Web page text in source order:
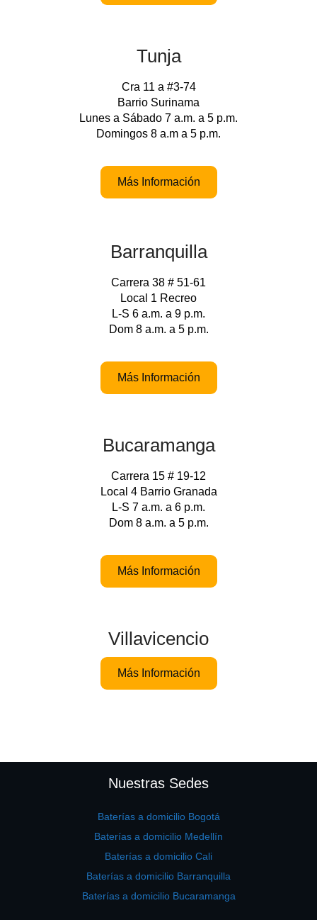
Tunja
Cra 11 a #3-74
Barrio Surinama
Lunes a Sábado 7 a.m. a 5 p.m.
Domingos 8 a.m a 5 p.m.
Más Información
Barranquilla
Carrera 38 # 51-61
Local 1 Recreo
L-S 6 a.m. a 9 p.m.
Dom 8 a.m. a 5 p.m.
Más Información
Bucaramanga
Carrera 15 # 19-12
Local 4 Barrio Granada
L-S 7 a.m. a 6 p.m.
Dom 8 a.m. a 5 p.m.
Más Información
Villavicencio
Más Información
Nuestras Sedes
Baterías a domicilio Bogotá
Baterías a domicilio Medellín
Baterías a domicilio Cali
Baterías a domicilio Barranquilla
Baterías a domicilio Bucaramanga